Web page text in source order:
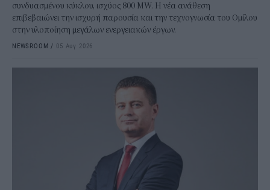
συνδυασμένου κύκλου, ισχύος 800 MW. Η νέα ανάθεση
επιβεβαιώνει την ισχυρή παρουσία και την τεχνογνωσία του Ομίλου
στην υλοποίηση μεγάλων ενεργειακών έργων.
NEWSROOM / 05 Αυγ 2026